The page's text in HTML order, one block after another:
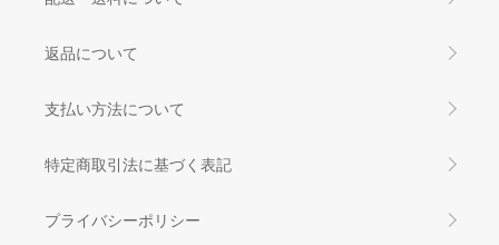
返品について
支払い方法について
特定商取引法に基づく表記
プライバシーポリシー